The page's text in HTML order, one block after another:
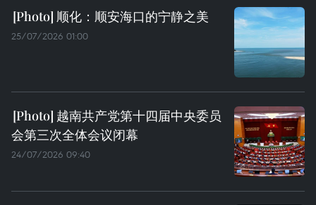
顺化：顺安海口的宁静之美
25/07/2026 01:00
越南共产党第十四届中央委员
会第三次全体会议闭幕
24/07/2026 09:40